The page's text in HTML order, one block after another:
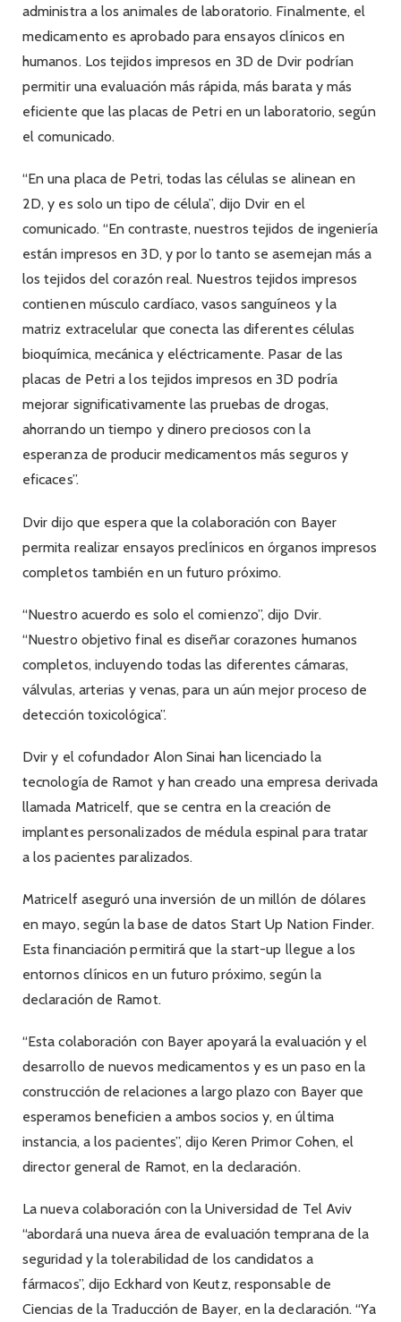
administra a los animales de laboratorio. Finalmente, el
medicamento es aprobado para ensayos clínicos en
humanos. Los tejidos impresos en 3D de Dvir podrían
permitir una evaluación más rápida, más barata y más
eficiente que las placas de Petri en un laboratorio, según
el comunicado.
“En una placa de Petri, todas las células se alinean en
2D, y es solo un tipo de célula”, dijo Dvir en el
comunicado. “En contraste, nuestros tejidos de ingeniería
están impresos en 3D, y por lo tanto se asemejan más a
los tejidos del corazón real. Nuestros tejidos impresos
contienen músculo cardíaco, vasos sanguíneos y la
matriz extracelular que conecta las diferentes células
bioquímica, mecánica y eléctricamente. Pasar de las
placas de Petri a los tejidos impresos en 3D podría
mejorar significativamente las pruebas de drogas,
ahorrando un tiempo y dinero preciosos con la
esperanza de producir medicamentos más seguros y
eficaces”.
Dvir dijo que espera que la colaboración con Bayer
permita realizar ensayos preclínicos en órganos impresos
completos también en un futuro próximo.
“Nuestro acuerdo es solo el comienzo”, dijo Dvir.
“Nuestro objetivo final es diseñar corazones humanos
completos, incluyendo todas las diferentes cámaras,
válvulas, arterias y venas, para un aún mejor proceso de
detección toxicológica”.
Dvir y el cofundador Alon Sinai han licenciado la
tecnología de Ramot y han creado una empresa derivada
llamada Matricelf, que se centra en la creación de
implantes personalizados de médula espinal para tratar
a los pacientes paralizados.
Matricelf aseguró una inversión de un millón de dólares
en mayo, según la base de datos Start Up Nation Finder.
Esta financiación permitirá que la start-up llegue a los
entornos clínicos en un futuro próximo, según la
declaración de Ramot.
“Esta colaboración con Bayer apoyará la evaluación y el
desarrollo de nuevos medicamentos y es un paso en la
construcción de relaciones a largo plazo con Bayer que
esperamos beneficien a ambos socios y, en última
instancia, a los pacientes”, dijo Keren Primor Cohen, el
director general de Ramot, en la declaración.
La nueva colaboración con la Universidad de Tel Aviv
“abordará una nueva área de evaluación temprana de la
seguridad y la tolerabilidad de los candidatos a
fármacos”, dijo Eckhard von Keutz, responsable de
Ciencias de la Traducción de Bayer, en la declaración. “Ya